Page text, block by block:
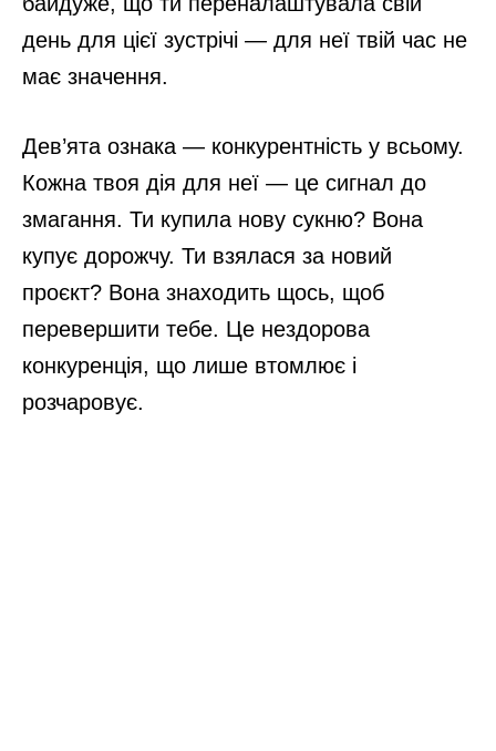
день для цієї зустрічі — для неї твій час не
має значення.
Дев’ята ознака — конкурентність у всьому.
Кожна твоя дія для неї — це сигнал до
змагання. Ти купила нову сукню? Вона
купує дорожчу. Ти взялася за новий
проєкт? Вона знаходить щось, щоб
перевершити тебе. Це нездорова
конкуренція, що лише втомлює і
розчаровує.